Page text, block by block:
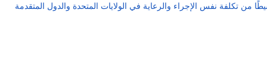
من تكلفة نفس الإجراء والرعاية في الولايات المتحدة والدول المتقدمة